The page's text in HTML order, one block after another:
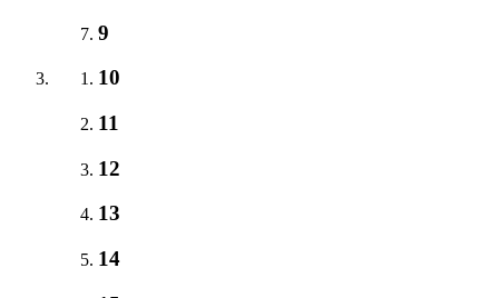
9
10
11
12
13
14